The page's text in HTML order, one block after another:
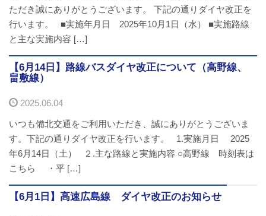
採用情報
ただき誠にありがとうございます。 下記の通りダイヤ改正を
行います。 ■実施年月日 2025年10月1日（水） ■実施路線
と主な実施内容 […]
【6月14日】路線バスダイヤ改正について（高野線、
畠敷線）
2025.06.04
いつも備北交通をご利用いただき、誠にありがとうございま
す。下記の通りダイヤ改正を行います。 1.実施月日 2025
年6月14日（土） ２.主な路線と実施内容 ○高野線 時刻表は
こちら ・平 […]
【6月1日】高速広島線 ダイヤ改正のお知らせ